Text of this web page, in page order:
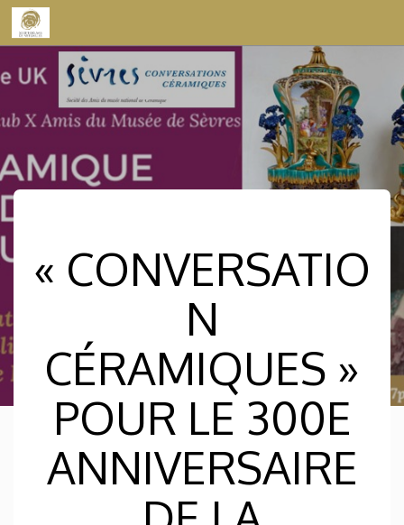
Skip to content
« CONVERSATIO
N
CÉRAMIQUES »
POUR LE 300E
ANNIVERSAIRE